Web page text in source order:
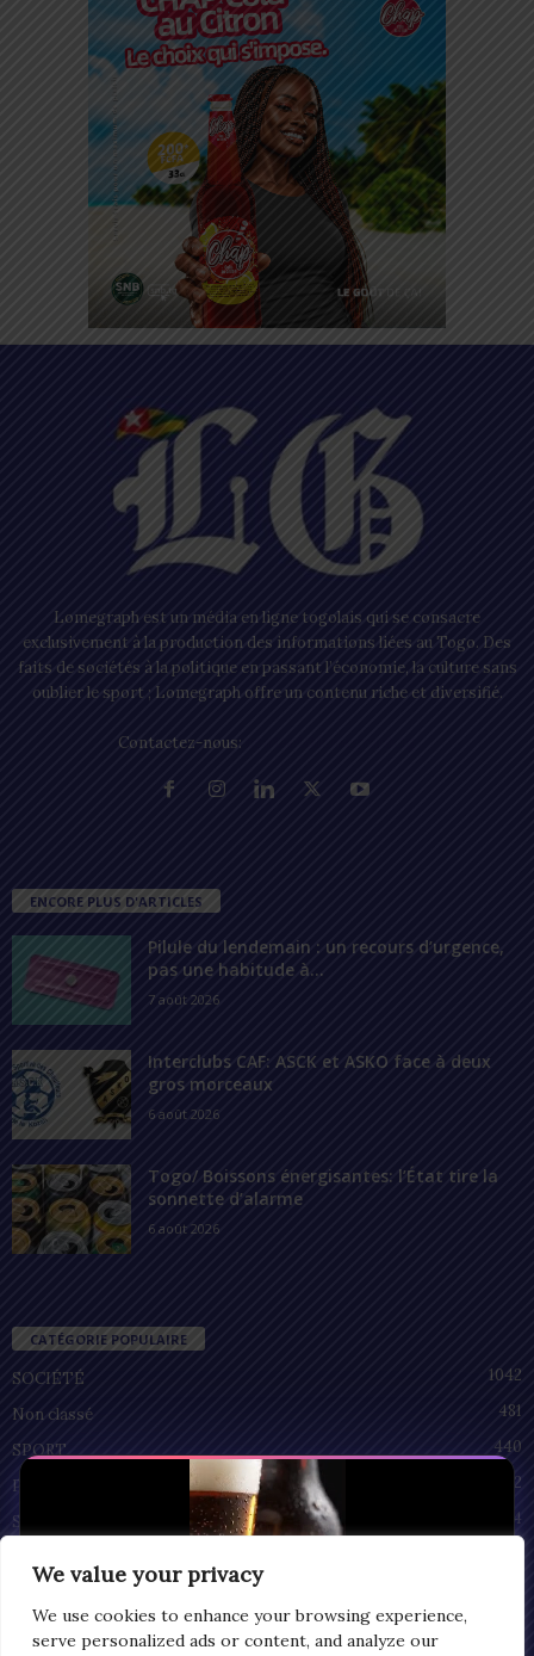
We value your privacy
We use cookies to enhance your browsing experience,
serve personalized ads or content, and analyze our
Lomegraph est un média en ligne togolais qui se consacre
exclusivement à la production des informations liées au Togo. Des
faits de sociétés à la politique en passant l’économie, la culture sans
oublier le sport ; Lomegraph offre un contenu riche et diversifié.
Contactez-nous:
ENCORE PLUS D'ARTICLES
Pilule du lendemain : un recours d’urgence,
pas une habitude à...
7 août 2026
Interclubs CAF: ASCK et ASKO face à deux
gros morceaux
6 août 2026
Togo/ Boissons énergisantes: l’État tire la
sonnette d’alarme
6 août 2026
CATÉGORIE POPULAIRE
SOCIÉTÉ
1042
Non classé
481
SPORT
440
POLITIQUE
212
SANTÉ
94